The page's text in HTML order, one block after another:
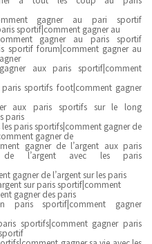
gagner au pari sportif
sportif|comment gagner au
gagner au paris sportif
sportif forum|comment gagner au
aux paris sportif|comment
sportifs foot|comment gagner
aux paris sportifs sur le long
paris
paris sportifs|comment gagner de
gagner de
gagner de l’argent aux paris
de l’argent avec les paris
gagner de l’argent sur les paris
sur paris sportif|comment
gagner des paris
paris sportif|comment gagner
sportifs|comment gagner paris